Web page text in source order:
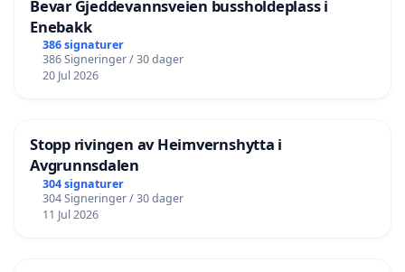
Bevar Gjeddevannsveien bussholdeplass i
Enebakk
386 signaturer
386 Signeringer / 30 dager
20 Jul 2026
Stopp rivingen av Heimvernshytta i
Avgrunnsdalen
304 signaturer
304 Signeringer / 30 dager
11 Jul 2026